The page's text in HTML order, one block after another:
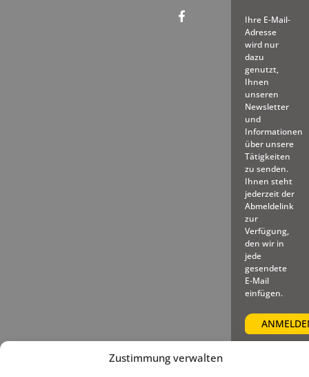
Zustimmung verwalten
Ihre E-Mail-
Adresse
wird nur
dazu
genutzt,
Ihnen
unseren
Newsletter
und
Informationen
über unsere
Tätigkeiten
zu senden.
Ihnen steht
jederzeit der
Abmeldelink
zur
Verfügung,
den wir in
jede
gesendete
E-Mail
einfügen.